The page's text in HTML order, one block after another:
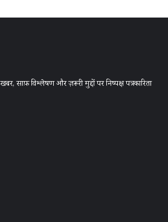
साफ़ विश्लेषण और ज़रूरी मुद्दों पर निष्पक्ष पत्रकारिता